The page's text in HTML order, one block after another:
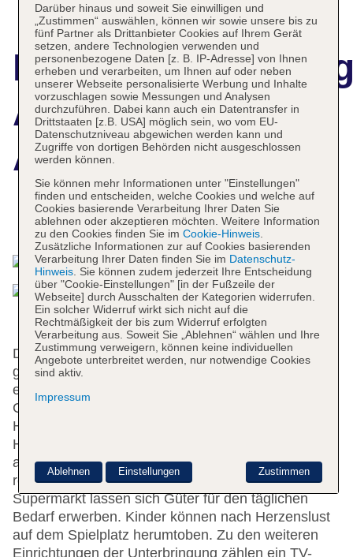
Amsterdam ID
Aparthotel
Das bietet Ihre Unterkunft
Das freundliche Personal an der Rezeption ist
gerne bei allen Fragen behilflich. Eine Garderobe,
eine Gepäckaufbewahrung, ein Safe und ein
Getränkeautomat gehören zur Einrichtung des
Hotels. Im Haus steht WLAN zur Verfügung.
Hilfestellung bei der Buchung von Ausflügen wird
am Tourdesk geboten. Ein Aufzug und
rollstuhlgerechte Einrichtungen sind vorhanden. Im
Supermarkt lassen sich Güter für den täglichen
Bedarf erwerben. Kinder können nach Herzenslust
auf dem Spielplatz herumtoben. Zu den weiteren
Einrichtungen der Unterbringung zählen ein TV-
Darüber hinaus und soweit Sie einwilligen und
„Zustimmen“ auswählen, können wir sowie unsere bis zu
fünf Partner als Drittanbieter Cookies auf Ihrem Gerät
setzen, andere Technologien verwenden und
personenbezogene Daten [z. B. IP-Adresse] von Ihnen
erheben und verarbeiten, um Ihnen auf oder neben
unserer Webseite personalisierte Werbung und Inhalte
vorzuschlagen sowie Messungen und Analysen
durchzuführen. Dabei kann auch ein Datentransfer in
Drittstaaten [z.B. USA] möglich sein, wo vom EU-
Datenschutzniveau abgewichen werden kann und
Zugriffe von dortigen Behörden nicht ausgeschlossen
werden können.
Sie können mehr Informationen unter "Einstellungen"
finden und entscheiden, welche Cookies und welche auf
Cookies basierende Verarbeitung Ihrer Daten Sie
ablehnen oder akzeptieren möchten. Weitere Information
zu den Cookies finden Sie im Cookie-Hinweis.
Zusätzliche Informationen zur auf Cookies basierenden
Verarbeitung Ihrer Daten finden Sie im Datenschutz-
Hinweis. Sie können zudem jederzeit Ihre Entscheidung
über "Cookie-Einstellungen" [in der Fußzeile der
Webseite] durch Ausschalten der Kategorien widerrufen.
Ein solcher Widerruf wirkt sich nicht auf die
Rechtmäßigkeit der bis zum Widerruf erfolgten
Verarbeitung aus. Soweit Sie „Ablehnen“ wählen und Ihre
Zustimmung verweigern, können keine individuellen
Angebote unterbreitet werden, nur notwendige Cookies
sind aktiv.
Impressum
Zustimmen
Ablehnen Einstellungen